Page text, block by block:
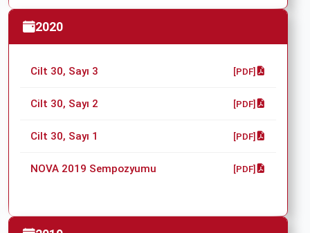
2020
Cilt 30, Sayı 3 [PDF]
Cilt 30, Sayı 2 [PDF]
Cilt 30, Sayı 1 [PDF]
NOVA 2019 Sempozyumu [PDF]